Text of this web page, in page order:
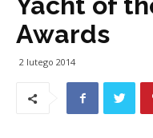
Awards
2 lutego 2014